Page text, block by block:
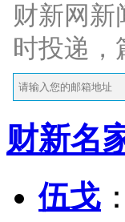
财新网新
时投递，
财新名
伍戈 ：